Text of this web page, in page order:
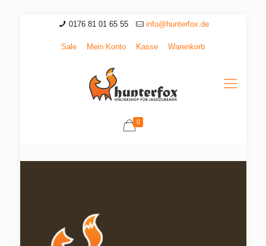
0176 81 01 65 55 info@hunterfox.de
Sale Mein Konto Kasse Warenkorb
0